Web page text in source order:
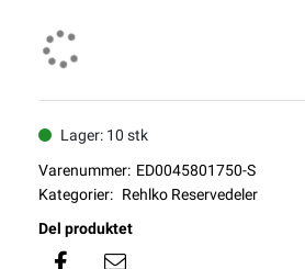
Lager: 10 stk
Varenummer: ED0045801750-S
Kategorier: Rehlko Reservedeler
Del produktet